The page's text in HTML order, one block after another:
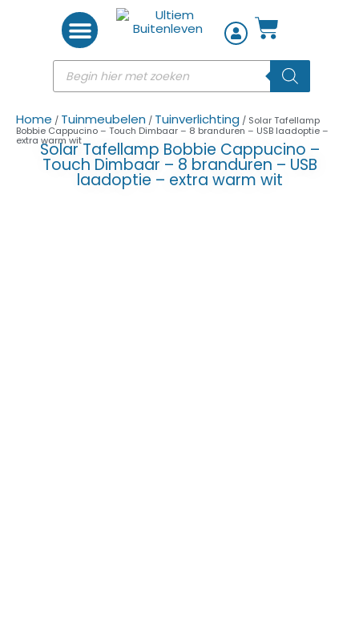
Home / Tuinmeubelen / Tuinverlichting / Solar Tafellamp
Bobbie Cappucino – Touch Dimbaar – 8 branduren – USB laadoptie –
extra warm wit
Solar Tafellamp Bobbie Cappucino –
Touch Dimbaar – 8 branduren – USB
laadoptie – extra warm wit